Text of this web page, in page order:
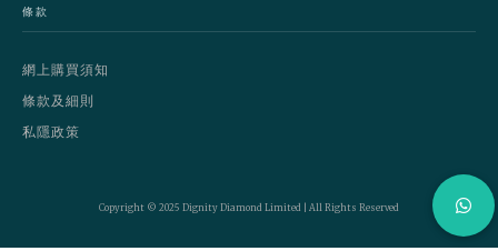
條款
網上購買須知
條款及細則
私隱政策
Copyright © 2025 Dignity Diamond Limited | All Rights Reserved